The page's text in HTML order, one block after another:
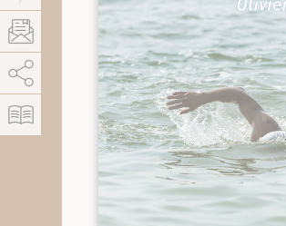
AddThis está deshabilitado. Permitir